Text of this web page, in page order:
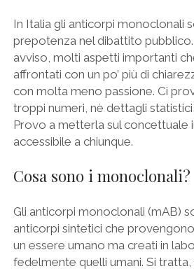
In Italia gli anticorpi monoclonali
prepotenza nel dibattito
avviso, molti aspetti importanti
affrontati con un po’ più di
con molta meno passione. Ci
troppi numeri, nè dettagli
Provo a metterla sul concettuale
accessibile a chiunque.
Cosa sono i monoclonali?
Gli anticorpi monoclonali (mAB)
anticorpi sintetici che
un essere umano ma creati in
fedelmente quelli umani. Si tratta,